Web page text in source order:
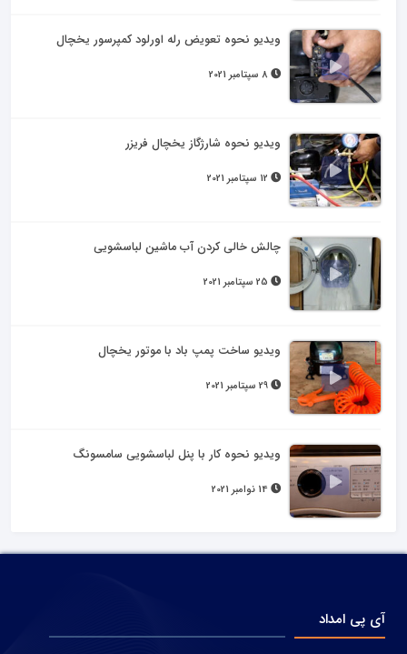
ویدیو نحوه تعویض رله اورلود کمپرسور یخچال
ویدیو نحوه شارژگاز یخچال فریزر
چالش خالی کردن آب ماشین لباسشویی
ویدیو ساخت پمپ باد با موتور یخچال
ویدیو نحوه کار با پنل لباسشویی سامسونگ
آی پی امداد